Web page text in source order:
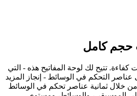
حجم كامل
تتيح لك لوحة المفاتيح هذه - التي
عناصر التحكم في الوسائط - إنجاز المزيد
خلال ثمانية عناصر تحكم في الوسائط